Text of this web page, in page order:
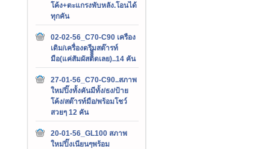
โค้ง+ตะแกรงพับหลัง.โอนได้
ทุกคัน
02-02-56_C70-C90 เครือง
เดิม/เครื่องดรีมสต๊ารท์
มือ(แค่สัมผัสติิิิดเลย)..14 คัน
27-01-56_C70-C90..สภาพ
ใหม่ปิ๊งทั้งคันมีทั้ง/ธง/ป้าย
โค้ง/สต๊ารท์มือ/พร้อมโชว์
สวยๆ 12 คัน
20-01-56_GL100 สภาพ
ใหม่ปิ๊งเนียนๆพร้อม